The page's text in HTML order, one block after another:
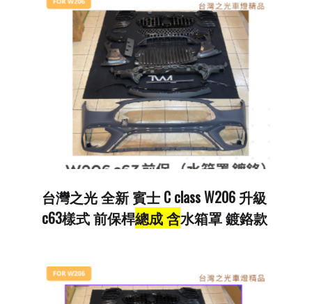
台灣之光 全新 賓士 C class W206 升級
c63樣式 前保桿總成 含水箱罩 鍍鉻款